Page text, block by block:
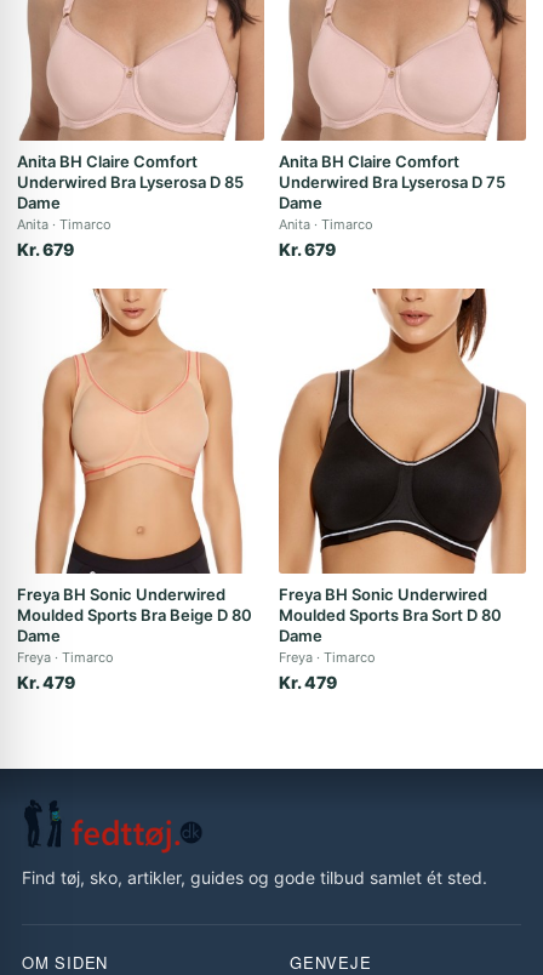
Anita BH Claire Comfort
Underwired Bra Lyserosa D 85
Dame
Anita Timarco
Kr. 679
Anita BH Claire Comfort
Underwired Bra Lyserosa D 75
Dame
Anita Timarco
Kr. 679
Freya BH Sonic Underwired
Moulded Sports Bra Beige D 80
Dame
Freya Timarco
Kr. 479
Freya BH Sonic Underwired
Moulded Sports Bra Sort D 80
Dame
Freya Timarco
Kr. 479
Find tøj, sko, artikler, guides og gode tilbud samlet ét sted.
OM SIDEN GENVEJE